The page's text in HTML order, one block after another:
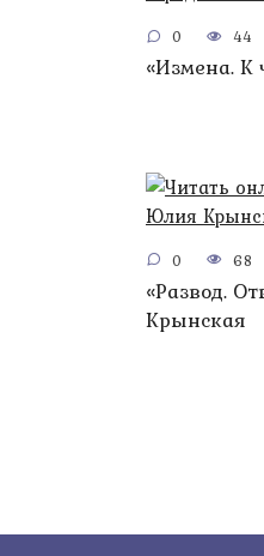
0 44
«Измена. К
0 68
«Развод.
Крынская